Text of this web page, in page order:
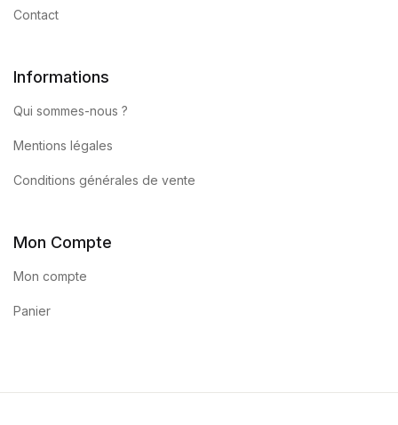
Contact
Informations
Qui sommes-nous ?
Mentions légales
Conditions générales de vente
Mon Compte
Mon compte
Panier